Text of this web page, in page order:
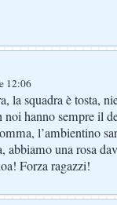
12:06
la squadra è tosta,
hanno sempre il
l’ambientino
abbiamo una rosa
Forza ragazzi!